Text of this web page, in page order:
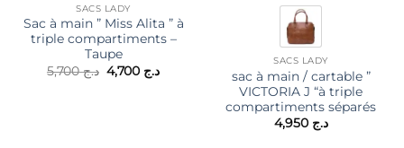
SACS LADY
Sac à main ” Miss Alita ” à
triple compartiments –
Taupe
د.ج5,700
Le
prix
د.جLe
SACS LADY
sac à main / cartable ”
VICTORIA J “à triple
compartiments séparés
د.ج 4,950